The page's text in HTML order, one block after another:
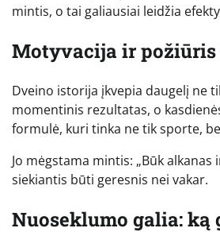
mintis, o tai galiausiai leidžia
Motyvacija ir
Dveino istorija įkvepia daugelį ne
momentinis rezultatas, o
formulė, kuri tinka ne tik sporte,
Jo mėgstama mintis: „Būk
siekiantis būti geresnis nei vakar.
Nuoseklumo galia: ką